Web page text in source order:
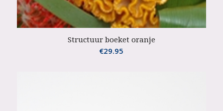
Structuur boeket oranje
€29.95